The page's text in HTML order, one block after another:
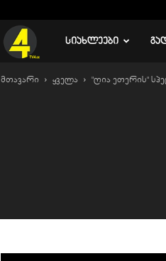
TV
4
ᲡᲘᲐᲮᲚᲔᲔᲑᲘ
მთავარი ყველა "ღია ეთერის"